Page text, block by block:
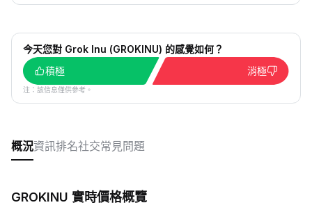
今天您對 Grok Inu (GROKINU) 的感覺如何？
積極
消極
注：該信息僅供參考。
概況資訊排名社交常見問題
GROKINU 實時價格概覽